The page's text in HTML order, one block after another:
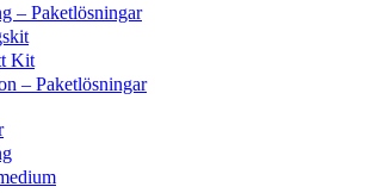
– Paketlösningar
Kit
– Paketlösningar